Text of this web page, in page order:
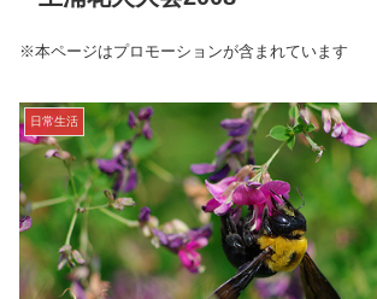
※本ページはプロモーションが含まれています
日常生活